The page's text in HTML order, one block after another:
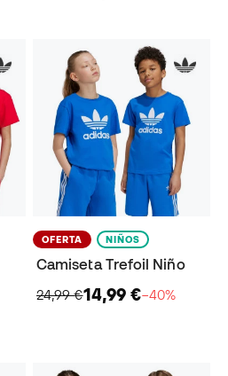
OFERTA NIÑOS
Camiseta Trefoil Niño
24,99 €14,99 €−40%